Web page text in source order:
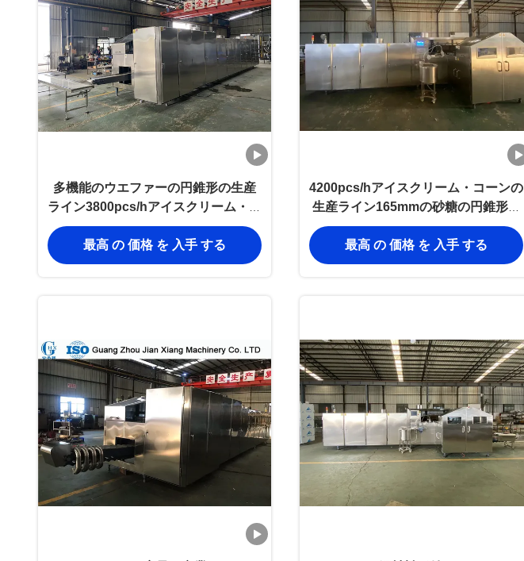
多機能のウエファーの円錐形の生産
ライン3800pcs/hアイスクリーム・コ
ーンの焼ける機械
最高 の 価格 を 入手 する
4200pcs/hアイスクリーム・コーンの
生産ライン165mmの砂糖の円錐形の
製造業機械
最高 の 価格 を 入手 する